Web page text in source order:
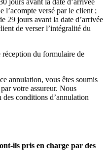
l’acompte versé par le client ;
29 jours avant la date d’arrivée
de verser l’intégralité du
réception du formulaire de
annulation, vous êtes soumis
votre assureur. Nous
conditions d’annulation
ils pris en charge par des